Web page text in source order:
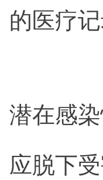
的医疗
潜在感
应脱下